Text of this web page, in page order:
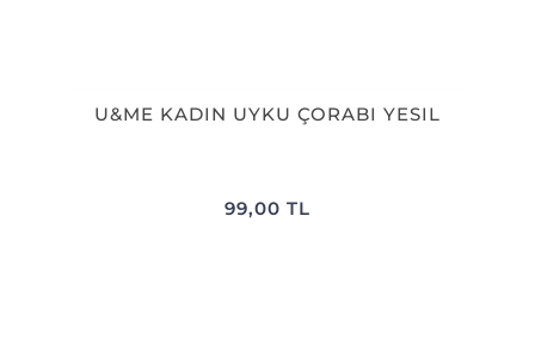
U&ME KADIN UYKU ÇORABI YESIL
99,00 TL